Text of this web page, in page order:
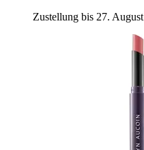
Zustellung bis 27. August